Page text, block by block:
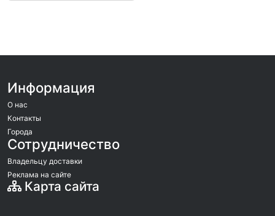
Информация
О нас
Контакты
Города
Сотрудничество
Владельцу доставки
Реклама на сайте
Карта сайта